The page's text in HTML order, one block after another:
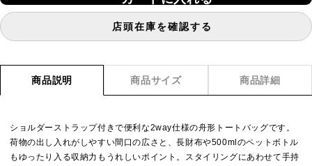
店頭在庫を確認する
商品説明 商品サイズ 商品詳細
ショルダーストラップ付きで便利な2way仕様の舟形トートバッグです。
荷物の出し入れがしやすい間口の広さと、長財布や500mlのペットボトル
もゆったり入る収納力もうれしいポイント。スタイリングにあわせて手持